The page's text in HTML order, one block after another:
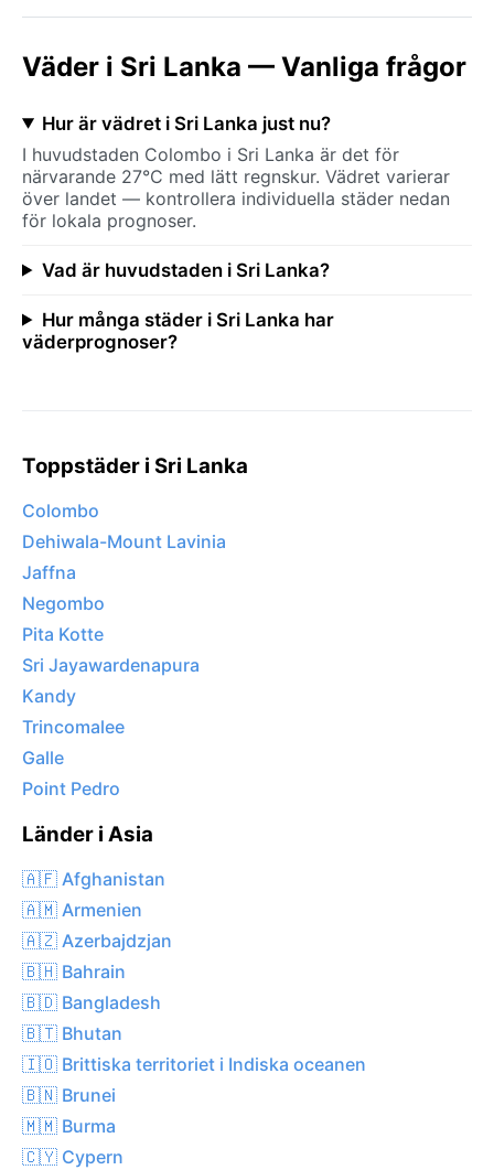
Väder i Sri Lanka — Vanliga frågor
Hur är vädret i Sri Lanka just nu?
I huvudstaden Colombo i Sri Lanka är det för
närvarande 27°C med lätt regnskur. Vädret varierar
över landet — kontrollera individuella städer nedan
för lokala prognoser.
Vad är huvudstaden i Sri Lanka?
Hur många städer i Sri Lanka har
väderprognoser?
Toppstäder i Sri Lanka
Colombo
Dehiwala-Mount Lavinia
Jaffna
Negombo
Pita Kotte
Sri Jayawardenapura
Kandy
Trincomalee
Galle
Point Pedro
Länder i Asia
🇦🇫 Afghanistan
🇦🇲 Armenien
🇦🇿 Azerbajdzjan
🇧🇭 Bahrain
🇧🇩 Bangladesh
🇧🇹 Bhutan
🇮🇴 Brittiska territoriet i Indiska oceanen
🇧🇳 Brunei
🇲🇲 Burma
🇨🇾 Cypern